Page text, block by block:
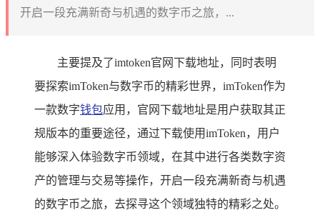
开启一段充满新奇与机遇的数字币之旅，...
主要提及了imtoken官网下载地址，同时表明
要探索imToken与数字币的精彩世界，imToken作为
一款数字钱包应用，官网下载地址是用户获取其正
规版本的重要途径，通过下载使用imToken，用户
能够深入体验数字币领域，在其中进行各类数字资
产的管理与交易等操作，开启一段充满新奇与机遇
的数字币之旅，去探寻这个领域独特的精彩之处。